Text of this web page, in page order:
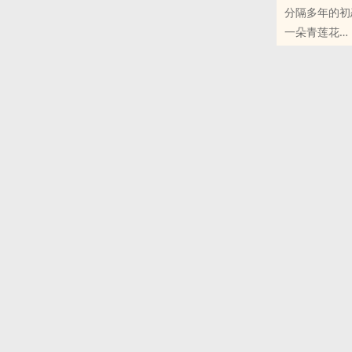
住在山洞中
分隔多年的初
一朵青莲花